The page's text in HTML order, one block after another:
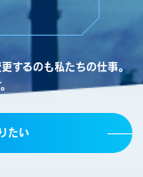
するのも私たちの仕事。
たい